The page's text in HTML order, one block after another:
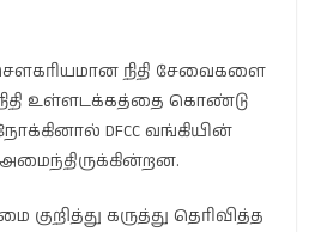
நிதி சேவைகளை
உள்ளடக்கத்தை கொண்டு
DFCC வங்கியின்
குறித்து கருத்து தெரிவித்த